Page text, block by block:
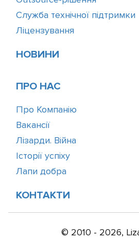
Служба технічної підтримки
Ліцензування
НОВИНИ
ПРО НАС
Про Компанію
Вакансії
Лізарди. Війна
Історії успіху
Лапи добра
КОНТАКТИ
© 2010 - 2026,